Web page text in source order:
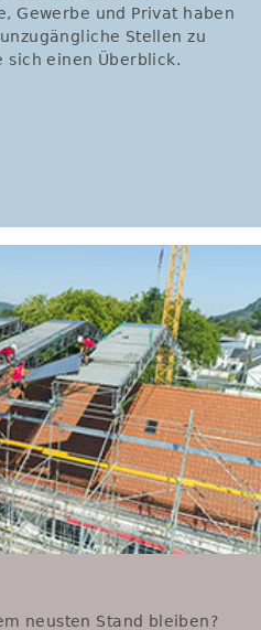
Gewerbe und Privat haben
Stellen zu
sich einen Überblick.
neusten Stand bleiben?